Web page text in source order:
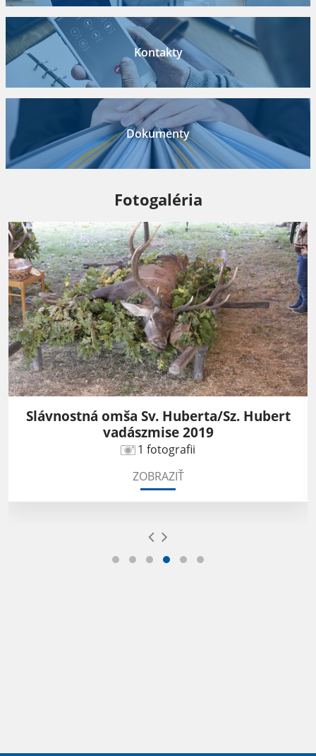
Kontakty
Dokumenty
Fotogaléria
Slávnostná omša Sv. Huberta/Sz. Hubert
vadászmise 2019
1 fotografii
ZOBRAZIŤ